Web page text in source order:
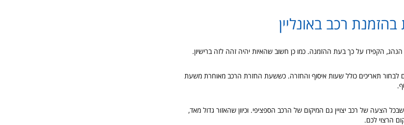
רכב באונליין
הנהג, הקפידו על כך בעת ההזמנה. כמו כן חשוב שהאיות יהיה זהה לזה ברישיון.
לבחור תאריכים כולל שעות איסוף והחזרה. כששעת החזרת הרכב מאוחרת משעת
הצעה של רכב יצויין גם המיקום של הרכב הספציפי. וכיוון שהאזור גדול מאד,
הרצוי לכם.